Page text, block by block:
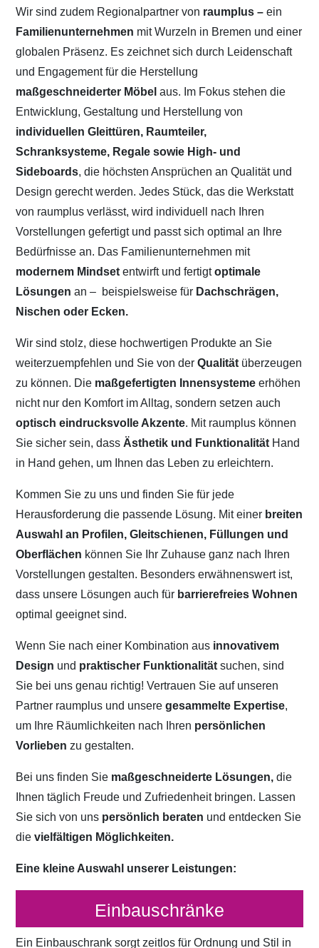
Wir sind zudem Regionalpartner von raumplus – ein
Familienunternehmen mit Wurzeln in Bremen und einer
globalen Präsenz. Es zeichnet sich durch Leidenschaft
und Engagement für die Herstellung
maßgeschneiderter Möbelaus. Im Fokus stehen die
Entwicklung, Gestaltung und Herstellung von
individuellen Gleittüren, Raumteiler,
Schranksysteme, Regale sowie High- und
Sideboards, die höchsten Ansprüchen an Qualität und
Design gerecht werden. Jedes Stück, das die Werkstatt
von raumplus verlässt, wird individuell nach Ihren
Vorstellungen gefertigt und passt sich optimal an Ihre
Bedürfnisse an. Das Familienunternehmen mit
modernem Mindset entwirft und fertigtoptimale
Lösungen an – beispielsweise für Dachschrägen,
Nischen oder Ecken.
Wir sind stolz, diese hochwertigen Produkte an Sie
weiterzuempfehlen und Sie von derQualität überzeugen
zu können. Die maßgefertigten Innensystemeerhöhen
nicht nur den Komfort im Alltag, sondern setzen auch
optisch eindrucksvolle Akzente. Mit raumplus können
Sie sicher sein, dass Ästhetik und Funktionalität Hand
in Hand gehen, um Ihnen das Leben zu erleichtern.
Kommen Sie zu uns und finden Sie für jede
Herausforderung die passende Lösung. Mit einer breiten
Auswahl an Profilen, Gleitschienen, Füllungen und
Oberflächen können Sie Ihr Zuhause ganz nach Ihren
Vorstellungen gestalten. Besonders erwähnenswert ist,
dass unsere Lösungen auch für barrierefreies Wohnen
optimal geeignet sind.
Wenn Sie nach einer Kombination aus innovativem
Design und praktischer Funktionalitätsuchen, sind
Sie bei uns genau richtig! Vertrauen Sie auf unseren
Partner raumplus und unseregesammelte Expertise,
um Ihre Räumlichkeiten nach Ihren persönlichen
Vorliebenzu gestalten.
Bei uns finden Sie maßgeschneiderte Lösungen, die
Ihnen täglich Freude und Zufriedenheit bringen. Lassen
Sie sich von uns persönlich beraten und entdecken Sie
dievielfältigen Möglichkeiten.
Eine kleine Auswahl unserer Leistungen:
Einbauschränke
Ein Einbauschrank sorgt zeitlos für Ordnung und Stil in